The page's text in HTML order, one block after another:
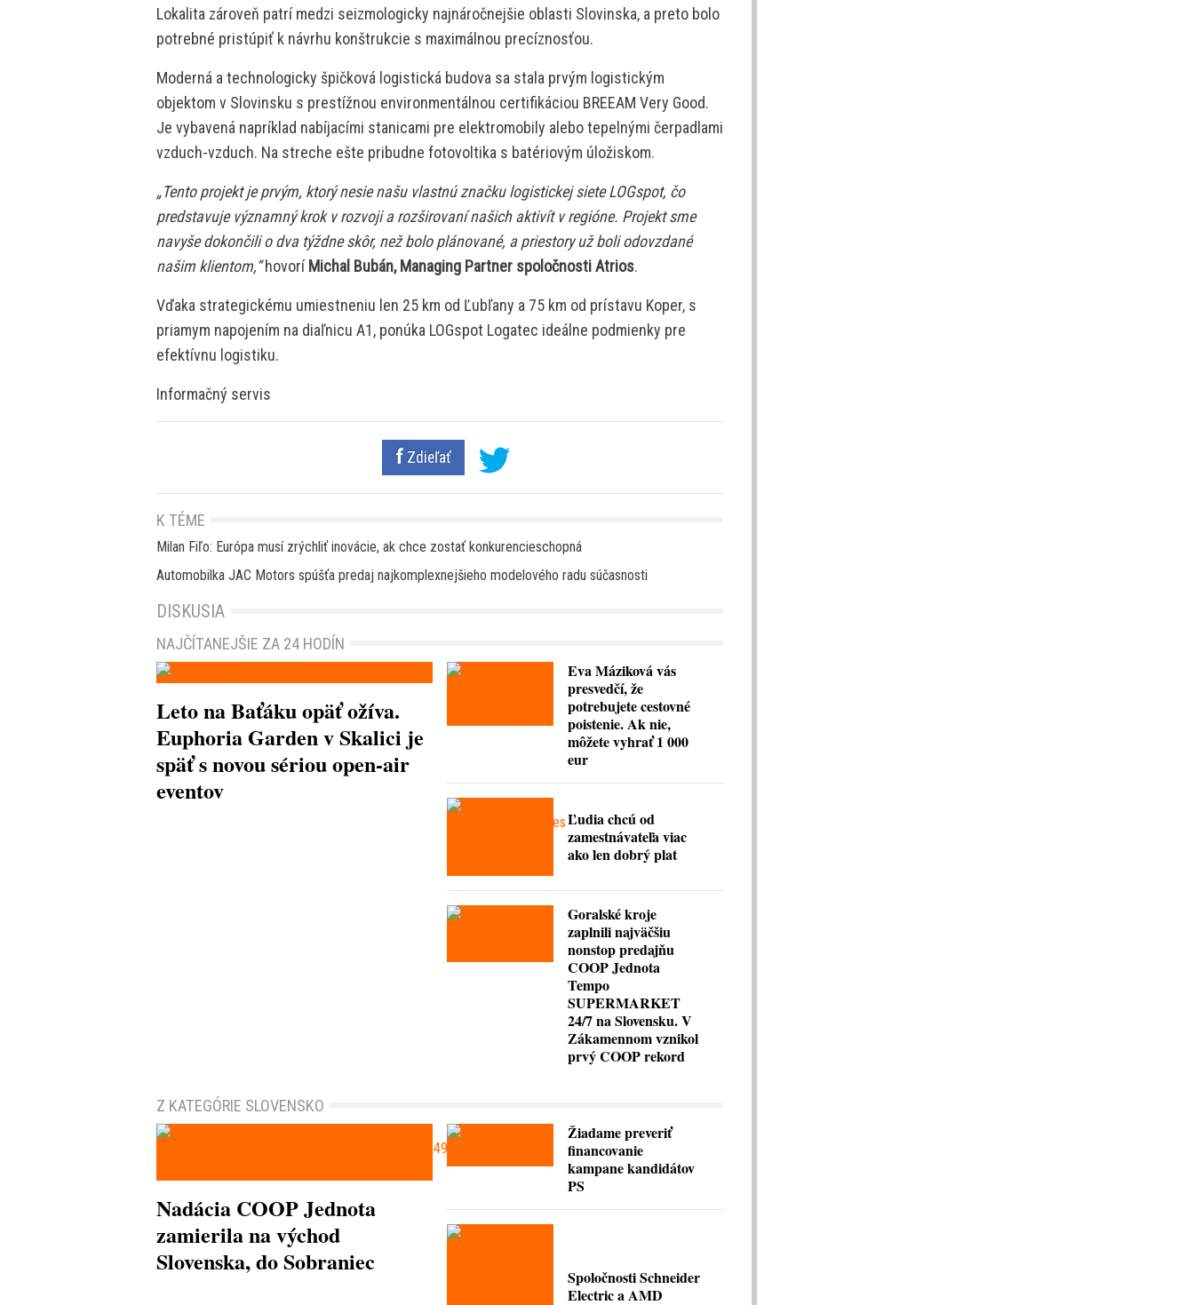
Lokalita zároveň patrí medzi seizmologicky najnáročnejšie oblasti Slovinska, a preto bolo
potrebné pristúpiť k návrhu konštrukcie s maximálnou precíznosťou.
Moderná a technologicky špičková logistická budova sa stala prvým logistickým
objektom v Slovinsku s prestížnou environmentálnou certifikáciou BREEAM Very Good.
Je vybavená napríklad nabíjacími stanicami pre elektromobily alebo tepelnými čerpadlami
vzduch-vzduch. Na streche ešte pribudne fotovoltika s batériovým úložiskom.
„Tento projekt je prvým, ktorý nesie našu vlastnú značku logistickej siete LOGspot, čo
predstavuje významný krok v rozvoji a rozširovaní našich aktivít v regióne. Projekt sme
navyše dokončili o dva týždne skôr, než bolo plánované, a priestory už boli odovzdané
našim klientom,“hovorí Michal Bubán, Managing Partner spoločnosti Atrios.
Vďaka strategickému umiestneniu len 25 km od Ľubľany a 75 km od prístavu Koper, s
priamym napojením na diaľnicu A1, ponúka LOGspot Logatec ideálne podmienky pre
efektívnu logistiku.
Informačný servis
Zdieľať
K TÉME
Milan Fiľo: Európa musí zrýchliť inovácie, ak chce zostať konkurencieschopná
Automobilka JAC Motors spúšťa predaj najkomplexnejšieho modelového radu súčasnosti
DISKUSIA
NAJČÍTANEJŠIE ZA 24 HODÍN
Leto na Baťáku opäť ožíva.
Euphoria Garden v Skalici je
späť s novou sériou open-air
eventov
Eva Máziková vás
presvedčí, že
potrebujete cestovné
poistenie. Ak nie,
môžete vyhrať 1 000
eur
Ľudia chcú od
zamestnávateľa viac
ako len dobrý plat
Goralské kroje
zaplnili najväčšiu
nonstop predajňu
COOP Jednota
Tempo
SUPERMARKET
24/7 na Slovensku. V
Zákamennom vznikol
prvý COOP rekord
Z KATEGÓRIE SLOVENSKO
Nadácia COOP Jednota
zamierila na východ
Slovenska, do Sobraniec
Žiadame preveriť
financovanie
kampane kandidátov
PS
Spoločnosti Schneider
Electric a AMD